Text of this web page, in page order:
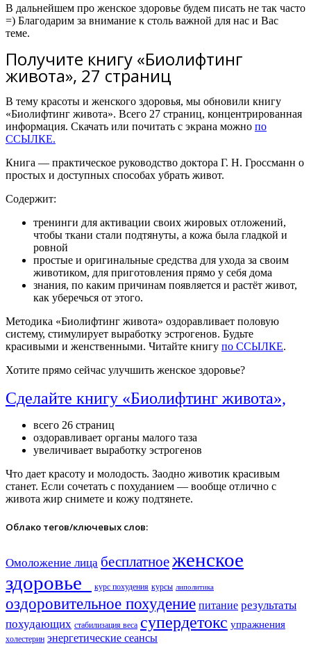
В дальнейшем про женское здоровье будем писать не так часто
=) Благодарим за внимание к столь важной для нас и Вас
теме.
Получите книгу «Биолифтинг
живота», 27 страниц
В тему красоты и женского здоровья, мы обновили книгу
«Биолифтинг живота». Всего 27 страниц, концентрированная
информация. Скачать или почитать с экрана можно по
ССЫЛКЕ.
Книга — практическое руководство доктора Г. Н. Гроссманн о
простых и доступных способах убрать живот.
Содержит:
тренинги для активации своих жировых отложений,
чтобы ткани стали подтянуты, а кожа была гладкой и
ровной
простые и оригинальные средства для ухода за своим
животиком, для приготовления прямо у себя дома
знания, по каким причинам появляется и растёт живот,
как уберечься от этого.
Методика «Биолифтинг живота» оздоравливает половую
систему, стимулирует выработку эстрогенов. Будьте
красивыми и женственными. Читайте книгу по ССЫЛКЕ.
Хотите прямо сейчас улучшить женское здоровье?
Сделайте книгу «Биолифтинг живота»,
всего 26 страниц
оздоравливает органы малого таза
увеличивает выработку эстрогенов
Что дает красоту и молодость. Заодно животик красивым
станет. Если сочетать с похуданием — вообще отлично с
живота жир снимете и кожу подтянете.
Облако тегов/ключевых слов:
Омоложение лица бесплатноеженское
здоровье​
курс похудения курсы липолитика
оздоровительное похудение питание результаты
похудающих стабилизация веса супердетокс упражнения
холестерин энергетические сеансы